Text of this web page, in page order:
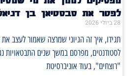
לפטר את סבסטיאן בן
28 ביולי 2026
תגידו, איך זה הגיוני שמרצה שאמור לעצב
לסטודנטים, מפרסם במשך שנים התבטאויות
"רוצחים", בעוד אוניברסיטת